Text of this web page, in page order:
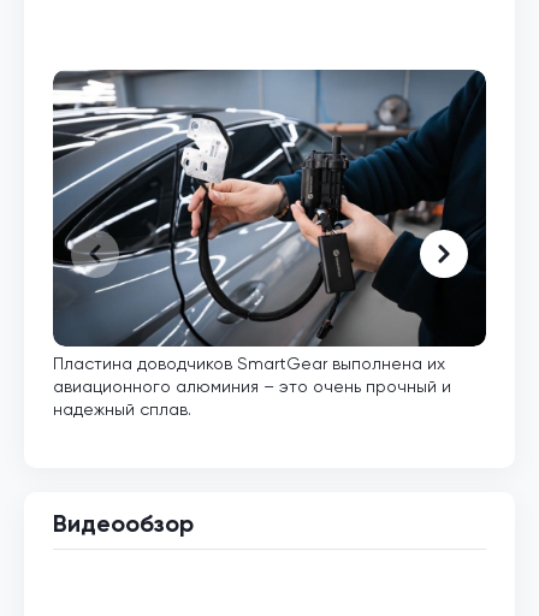
Пластина доводчиков SmartGear выполнена их
авиационного алюминия – это очень прочный и
надежный сплав.
Видеообзор